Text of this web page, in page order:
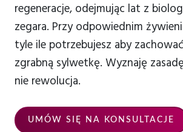
regeneracje, odejmując lat z
zegara. Przy odpowiednim
tyle ile potrzebujesz aby
zgrabną sylwetkę. Wyznaję
nie rewolucja.
UMÓW SIĘ NA KONSULTACJE